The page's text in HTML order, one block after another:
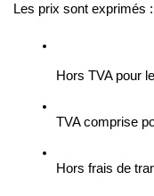
Les prix sont exprimés :
Hors TVA pour
TVA comprise
Hors frais de